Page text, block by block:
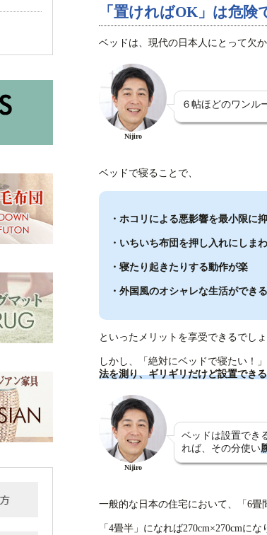
「置ければOK」は危険
ベッドは、現代の日本人にとって欠
Nijiro
６帖ほどのワンル
ベッドで寝ることで、
・ホコリによる悪影響を最小限に
・いちいち布団を押し入れにしま
・寝たり起きたりする動作が楽
・外国風のオシャレな生活ができる
といったメリットを享受できるでしょ
しかし、「絶対にベッドで寝たい！
法を測り、ギリギリだけど設置でき
Nijiro
ベッドは設置でき
れば、その分使い
一般的な日本の住宅において、「6畳
「4畳半」になれば270cm×270cmに